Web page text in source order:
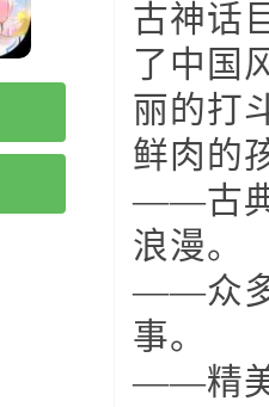
古神话
了中国
丽的打
鲜肉的
——古典
浪漫。
——众多
事。
——精美